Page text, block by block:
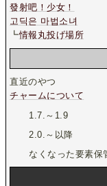
發射吧！少女！
고딕은 마법소녀
┗情報丸投げ場所
直近のやつ
チャームについて
1.7.～1.9
2.0.～以降
なくなった要素保